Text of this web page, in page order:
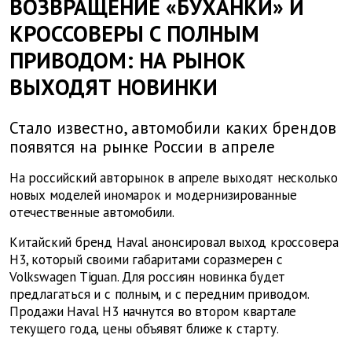
ВОЗВРАЩЕНИЕ «БУХАНКИ» И
КРОССОВЕРЫ С ПОЛНЫМ
ПРИВОДОМ: НА РЫНОК
ВЫХОДЯТ НОВИНКИ
Стало известно, автомобили каких брендов
появятся на рынке России в апреле
На российский авторынок в апреле выходят несколько
новых моделей иномарок и модернизированные
отечественные автомобили.
Китайский бренд Haval анонсировал выход кроссовера
H3, который своими габаритами соразмерен с
Volkswagen Tiguan. Для россиян новинка будет
предлагаться и с полным, и с передним приводом.
Продажи Haval H3 начнутся во втором квартале
текущего года, цены объявят ближе к старту.